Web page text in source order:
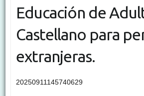
Educación de
Castellano para
extranjeras.
20250911145740629